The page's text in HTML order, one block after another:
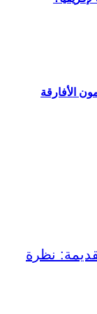
الأفارقة